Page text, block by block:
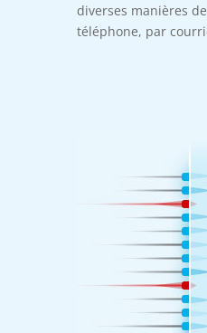
diverses manières
téléphone, par